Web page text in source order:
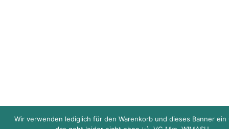
Wir verwenden lediglich für den Warenkorb und dieses Banner ein